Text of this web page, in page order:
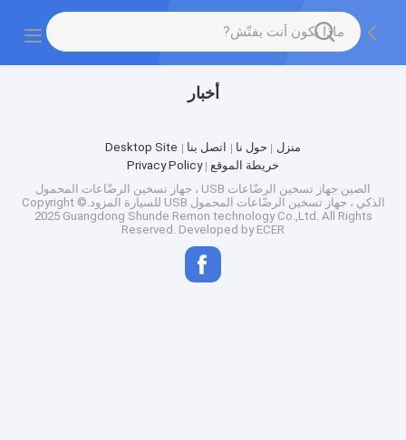
أخبار
منزل حول نا اتصل بنا
Desktop Site
خريطة الموقع
Privacy Policy
الصين جهاز تسخين الرضّاعات USB ، جهاز تسخين الرضّاعات المحمول
الذكي ، جهاز تسخين الرضّاعات المحمول USB للسيارة
المزود.Copyright ©
2025 Guangdong Shunde Remon technology Co.,Ltd. All Rights
Reserved. Developed by ECER